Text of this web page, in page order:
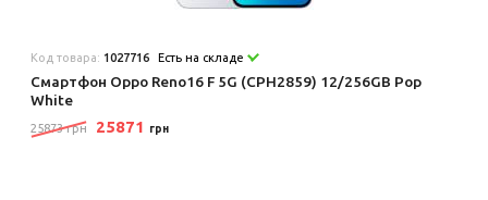
Код товара: 1027716 Есть на складе
Смартфон Oppo Reno16 F 5G (CPH2859) 12/256GB Pop
White
25873 грн 25871 грн